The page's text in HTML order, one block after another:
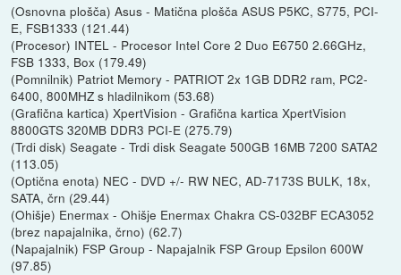
(Osnovna plošča) Asus - Matična plošča ASUS P5KC, S775, PCI-
E, FSB1333 (121.44)
(Procesor) INTEL - Procesor Intel Core 2 Duo E6750 2.66GHz,
FSB 1333, Box (179.49)
(Pomnilnik) Patriot Memory - PATRIOT 2x 1GB DDR2 ram, PC2-
6400, 800MHZ s hladilnikom (53.68)
(Grafična kartica) XpertVision - Grafična kartica XpertVision
8800GTS 320MB DDR3 PCI-E (275.79)
(Trdi disk) Seagate - Trdi disk Seagate 500GB 16MB 7200 SATA2
(113.05)
(Optična enota) NEC - DVD +/- RW NEC, AD-7173S BULK, 18x,
SATA, črn (29.44)
(Ohišje) Enermax - Ohišje Enermax Chakra CS-032BF ECA3052
(brez napajalnika, črno) (62.7)
(Napajalnik) FSP Group - Napajalnik FSP Group Epsilon 600W
(97.85)